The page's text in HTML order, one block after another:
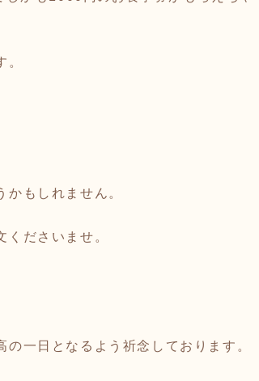
。
もしれません。
ださいませ。
一日となるよう祈念しております。